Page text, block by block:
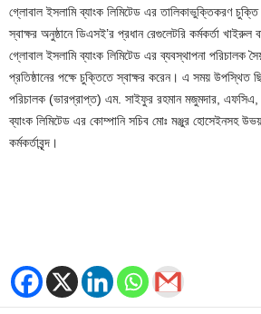
গ্লোবাল ইসলামি ব্যাংক লিমিটেড এর তালিকাভুক্তিকরণ
স্বাক্ষর অনুষ্ঠানে ডিএসই’র প্রধান রেগুলেটরি কর্মকর্তা
গ্লোবাল ইসলামি ব্যাংক লিমিটেড এর ব্যবস্থাপনা পরিচালক
প্রতিষ্ঠানের পক্ষে চুক্তিতে স্বাক্ষর করেন। এ সময় উপস্থিত
পরিচালক (ভারপ্রাপ্ত) এম. সাইফুর রহমান মজুমদার,
ব্যাংক লিমিটেড এর কোম্পানি সচিব মোঃ মঞ্জুর হোসেইনসহ উভয়
কর্মকর্তাবৃন্দ।